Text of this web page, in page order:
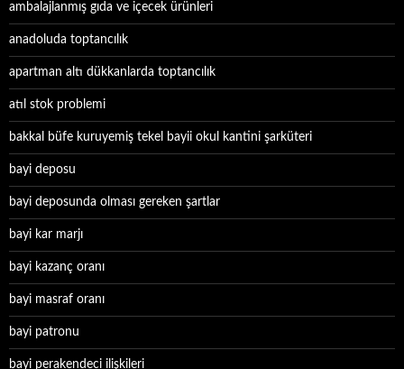
ambalajlanmış gıda ve içecek ürünleri
anadoluda toptancılık
apartman altı dükkanlarda toptancılık
atıl stok problemi
bakkal büfe kuruyemiş tekel bayii okul kantini şarküteri
bayi deposu
bayi deposunda olması gereken şartlar
bayi kar marjı
bayi kazanç oranı
bayi masraf oranı
bayi patronu
bayi perakendeci ilişkileri